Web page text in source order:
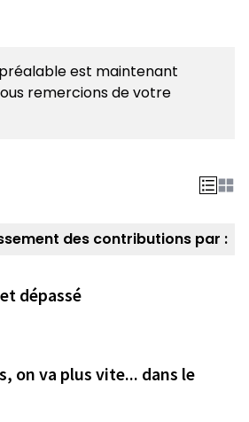
est maintenant
remercions de votre
des contributions par :
dépassé
on va plus vite... dans le